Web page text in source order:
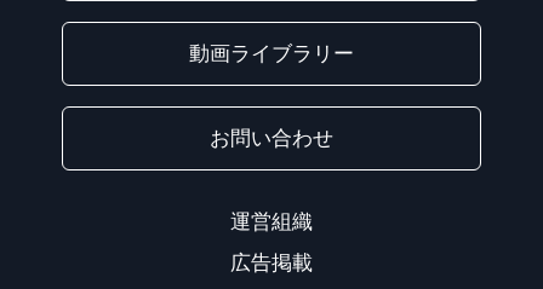
動画ライブラリー
お問い合わせ
運営組織
広告掲載